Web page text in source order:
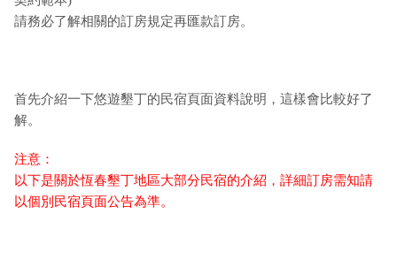
請務必了解相關的訂房規定再匯款訂房。
首先介紹一下悠遊墾丁的民宿頁面資料說明，這樣會比較好了
解。
注意：
以下是關於恆春墾丁地區大部分民宿的介紹，詳細訂房需知請
以個別民宿頁面公告為準。